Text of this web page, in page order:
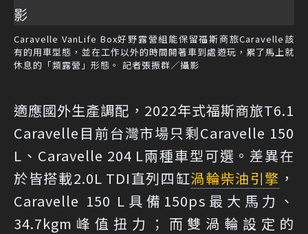
Caravelle VanLife Box好野露營組能保留福斯商旅Caravelle該
有的用車型態，並在工作以外的時間開著車到處遊玩，累了馬上就
休息的「類露營」形態。 記者張振群／攝影
適應國外生產調配，2022年式福斯商旅T6.1
Caravelle目前台灣市場只剩Caravelle 150
L、Caravelle 204 L兩種車型可選。差異在
於皆搭載2.0L TDI直列四缸渦輪柴油引擎 ，
Caravelle 150 L具備150ps最大馬力、
34.7kgm峰值扭力；而雙渦輪設定的